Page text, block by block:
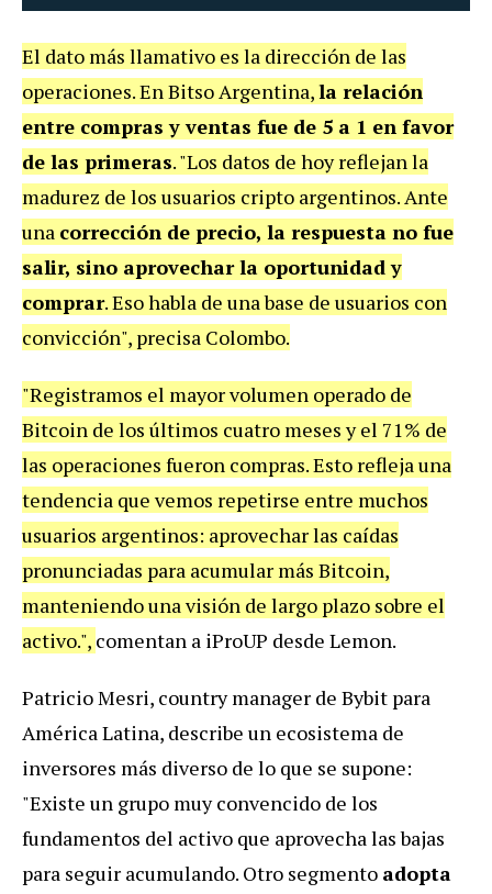
El dato más llamativo es la dirección de las
operaciones. En Bitso Argentina,la relación
entre compras y ventas fue de 5 a 1 en favor
de las primeras. "Los datos de hoy reflejan la
madurez de los usuarios cripto argentinos. Ante
una corrección de precio, la respuesta no fue
salir, sino aprovechar la oportunidad y
comprar. Eso habla de una base de usuarios con
convicción", precisa Colombo.
"Registramos el mayor volumen operado de
Bitcoin de los últimos cuatro meses y el 71% de
las operaciones fueron compras. Esto refleja una
tendencia que vemos repetirse entre muchos
usuarios argentinos: aprovechar las caídas
pronunciadas para acumular más Bitcoin,
manteniendo una visión de largo plazo sobre el
activo.", comentan a iProUP desde Lemon.
Patricio Mesri, country manager de Bybit para
América Latina, describe un ecosistema de
inversores más diverso de lo que se supone:
"Existe un grupo muy convencido de los
fundamentos del activo que aprovecha las bajas
para seguir acumulando. Otro segmento adopta